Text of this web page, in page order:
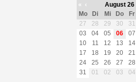
« ‹ August 26
Mo
Di Mi Do Fr
27
28 29 30 31
03
04 05 06 07
10
11 12 13 14
17
18 19 20 21
24
25 26 27 28
31
01 02 03 04